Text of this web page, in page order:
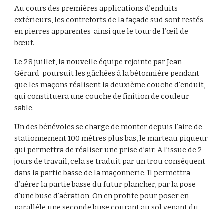
Au cours des premières applications d’enduits
extérieurs, les contreforts de la façade sud sont restés
en pierres apparentes ainsi que le tour de l’œil de
bœuf.
Le 28 juillet, la nouvelle équipe rejointe par Jean-
Gérard poursuit les gâchées à la bétonnière pendant
que les maçons réalisent la deuxième couche d’enduit,
qui constituera une couche de finition de couleur
sable.
Un des bénévoles se charge de monter depuis l’aire de
stationnement 100 mètres plus bas, le marteau piqueur
qui permettra de réaliser une prise d’air. A l’issue de 2
jours de travail, cela se traduit par un trou conséquent
dans la partie basse de la maçonnerie. Il permettra
d’aérer la partie basse du futur plancher, par la pose
d’une buse d’aération. On en profite pour poser en